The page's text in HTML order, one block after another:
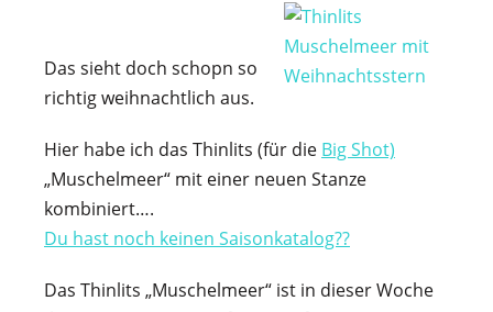
Das sieht doch schopn so
richtig weihnachtlich aus.
Hier habe ich das Thinlits (für die Big Shot)
„Muschelmeer“ mit einer neuen Stanze
kombiniert….
Du hast noch keinen Saisonkatalog??
Das Thinlits „Muschelmeer“ ist in dieser Woche